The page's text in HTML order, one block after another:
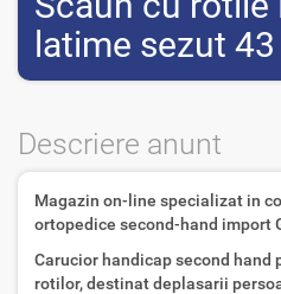
latime sezut
Descriere anunt
Magazin on-line specializat in
ortopedice second-hand import
Carucior handicap second hand
rotilor, destinat deplasarii